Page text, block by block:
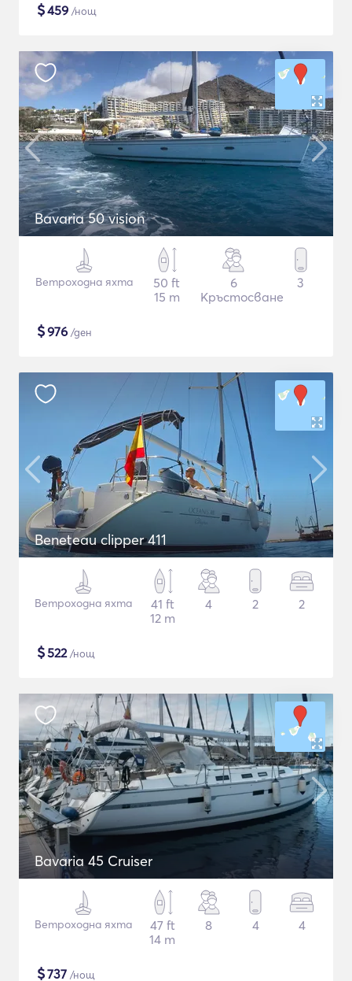
$459 /нощ
Bavaria 50 vision
Ветроходна яхта
50 ft
15 m
6
Кръстосване
3
$976 /ден
Beneteau clipper 411
Ветроходна яхта
41 ft
12 m
4 2 2
$522/нощ
Bavaria 45 Cruiser
Ветроходна яхта
47 ft
14 m
8 4 4
$737 /нощ